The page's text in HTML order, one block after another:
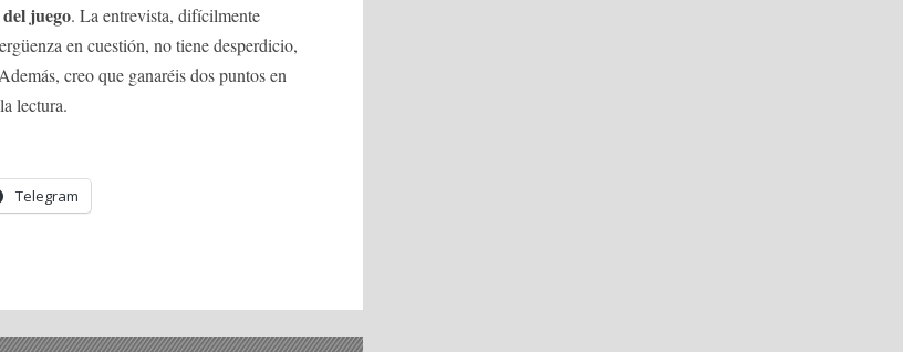
juego. La entrevista, difícilmente
en cuestión, no tiene desperdicio,
creo que ganaréis dos puntos en
lectura.
Telegram